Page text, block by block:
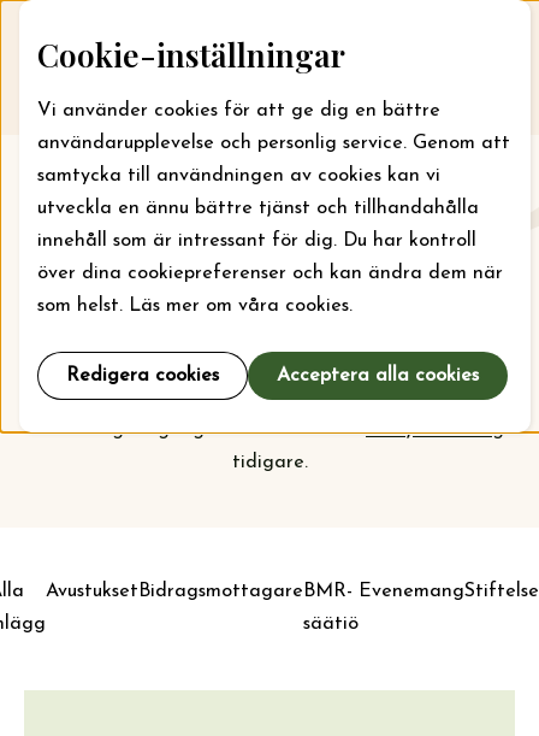
Cookie-inställningar
Vi använder cookies för att ge dig en bättre
användarupplevelse och personlig service. Genom att
samtycka till användningen av cookies kan vi
utveckla en ännu bättre tjänst och tillhandahålla
innehåll som är intressant för dig. Du har kontroll
över dina cookiepreferenser och kan ändra dem när
som helst. Läs mer om våra cookies.
Redigera cookies Acceptera alla cookies
Skip to content
Till webbansökan
Aktuellt
Här kan du läsa om vad stiftelsen jobbar med just nu
och vilka bidrag som kan sökas. För läger kan bidrag
för projekt och verksamhet är det september som
gäller. Kollaprioriteringarnainför nästa
ansökningsomgång och vem som harbeviljats bidrag
tidigare.
AvustuksetBidragsmottagareBMR-
säätiö
Evenemang